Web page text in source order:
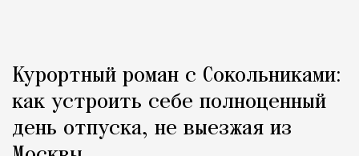
Курортный роман с Сокольниками:
как устроить себе полноценный
день отпуска, не выезжая из